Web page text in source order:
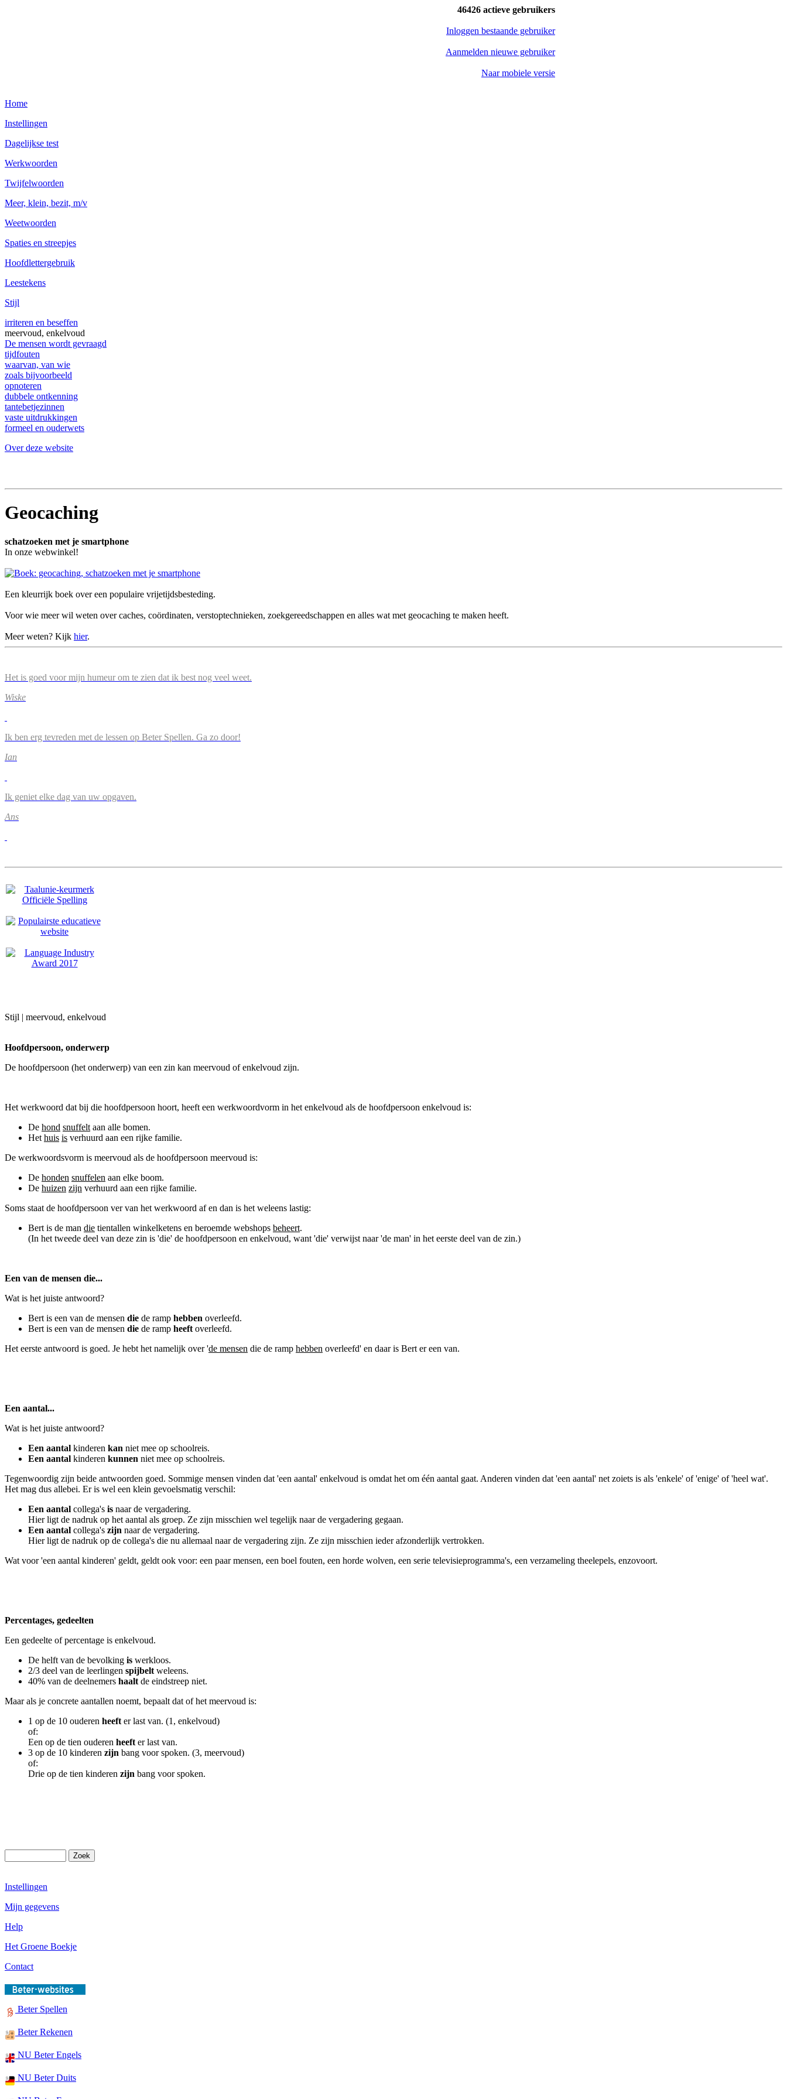
46426 actieve gebruikers
Inloggen bestaande gebruiker
Aanmelden nieuwe gebruiker
Naar mobiele versie
Home
Instellingen
Dagelijkse test
Werkwoorden
Twijfelwoorden
Meer, klein, bezit, m/v
Weetwoorden
Spaties en streepjes
Hoofdlettergebruik
Leestekens
Stijl
irriteren en beseffen
meervoud, enkelvoud
De mensen wordt gevraagd
tijdfouten
waarvan, van wie
zoals bijvoorbeeld
opnoteren
dubbele ontkenning
tantebetjezinnen
vaste uitdrukkingen
formeel en ouderwets
Over deze website
Geocaching
schatzoeken met je smartphone
In onze webwinkel!
Een kleurrijk boek over een populaire vrijetijdsbesteding.
Voor wie meer wil weten over caches, coördinaten, verstoptechnieken, zoekgereedschappen en alles wat met geocaching te maken heeft.
Meer weten? Kijk hier.
Het is goed voor mijn humeur om te zien dat ik best nog veel weet.
Wiske
Ik ben erg tevreden met de lessen op Beter Spellen. Ga zo door!
Ian
Ik geniet elke dag van uw opgaven.
Ans
Stijl | meervoud, enkelvoud
Hoofdpersoon, onderwerp
De hoofdpersoon (het onderwerp) van een zin kan meervoud of enkelvoud zijn.
Het werkwoord dat bij die hoofdpersoon hoort, heeft een werkwoordvorm in het enkelvoud als de hoofdpersoon enkelvoud is:
De hond snuffelt aan alle bomen.
Het huis is verhuurd aan een rijke familie.
De werkwoordsvorm is meervoud als de hoofdpersoon meervoud is:
De honden snuffelen aan elke boom.
De huizen zijn verhuurd aan een rijke familie.
Soms staat de hoofdpersoon ver van het werkwoord af en dan is het weleens lastig:
Bert is de man die tientallen winkelketens en beroemde webshops beheert.
(In het tweede deel van deze zin is 'die' de hoofdpersoon en enkelvoud, want 'die' verwijst naar 'de man' in het eerste deel van de zin.)
Een van de mensen die...
Wat is het juiste antwoord?
Bert is een van de mensen die de ramp hebben overleefd.
Bert is een van de mensen die de ramp heeft overleefd.
Het eerste antwoord is goed. Je hebt het namelijk over 'de mensen die de ramp hebben overleefd' en daar is Bert er een van.
Een aantal...
Wat is het juiste antwoord?
Een aantal kinderen kan niet mee op schoolreis.
Een aantal kinderen kunnen niet mee op schoolreis.
Tegenwoordig zijn beide antwoorden goed. Sommige mensen vinden dat 'een aantal' enkelvoud is omdat het om één aantal gaat. Anderen vinden dat 'een aantal' net zoiets is als 'enkele' of 'enige' of 'heel wat'.
Het mag dus allebei. Er is wel een klein gevoelsmatig verschil:
Een aantal collega's is naar de vergadering.
Hier ligt de nadruk op het aantal als groep. Ze zijn misschien wel tegelijk naar de vergadering gegaan.
Een aantal collega's zijn naar de vergadering.
Hier ligt de nadruk op de collega's die nu allemaal naar de vergadering zijn. Ze zijn misschien ieder afzonderlijk vertrokken.
Wat voor 'een aantal kinderen' geldt, geldt ook voor: een paar mensen, een boel fouten, een horde wolven, een serie televisieprogramma's, een verzameling theelepels, enzovoort.
Percentages, gedeelten
Een gedeelte of percentage is enkelvoud.
De helft van de bevolking is werkloos.
2/3 deel van de leerlingen spijbelt weleens.
40% van de deelnemers haalt de eindstreep niet.
Maar als je concrete aantallen noemt, bepaalt dat of het meervoud is:
1 op de 10 ouderen heeft er last van. (1, enkelvoud)
of:
Een op de tien ouderen heeft er last van.
3 op de 10 kinderen zijn bang voor spoken. (3, meervoud)
of:
Drie op de tien kinderen zijn bang voor spoken.
Instellingen
Mijn gegevens
Help
Het Groene Boekje
Contact
Beter Spellen
Beter Rekenen
NU Beter Engels
NU Beter Duits